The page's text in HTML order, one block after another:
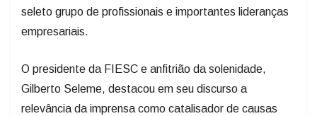
seleto grupo de profissionais e importantes lideranças
empresariais.
O presidente da FIESC e anfitrião da solenidade,
Gilberto Seleme, destacou em seu discurso a
relevância da imprensa como catalisador de causas